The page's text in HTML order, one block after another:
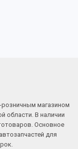
магазином
области. В наличии
Основное
для